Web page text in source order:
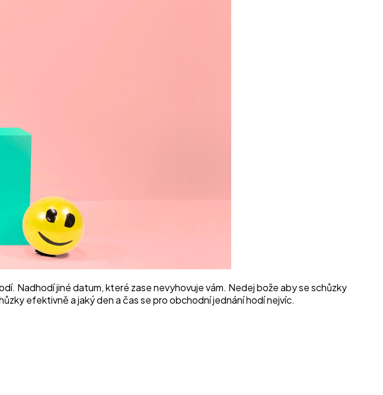
Nadhodí jiné datum, které zase nevyhovuje vám. Nedej bože aby se schůzky
efektivně a jaký den a čas se pro obchodní jednání hodí nejvíc.